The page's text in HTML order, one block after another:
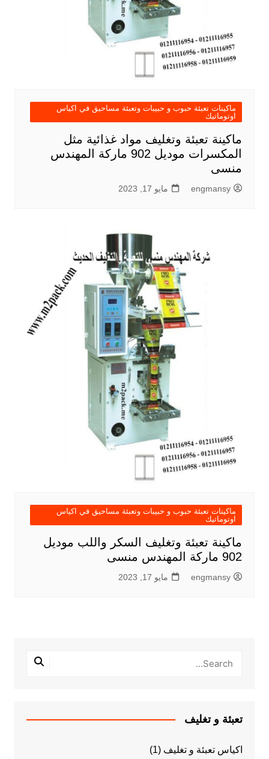
ماكينات تعبئة حبوب و حبيبات وتعبئة مساحيق في اكياس
اوتوماتيك
ماكينة تعبئة وتغليف مواد غذائية مثل
المكسرات موديل 902 ماركة المهندس
منسى
engmansy مايو 17, 2023
ماكينات تعبئة حبوب و حبيبات وتعبئة مساحيق في اكياس
اوتوماتيك
ماكينة تعبئة وتغليف السكر واللب موديل
902 ماركة المهندس منسى
engmansy مايو 17, 2023
تعبئة و تغليف
اكياس تعبئة و تغليف (1)